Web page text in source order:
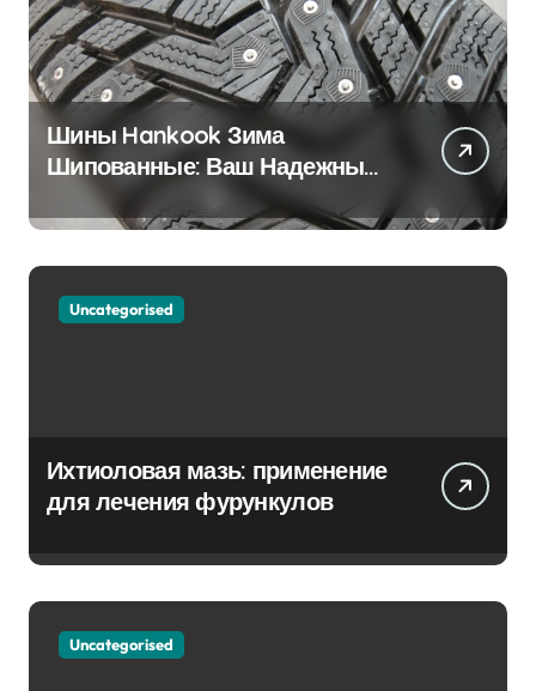
Шины Hankook Зима
Шипованные: Ваш Надежный
Партнёр на Снежных Дорогах
Uncategorised
Ихтиоловая мазь: применение
для лечения фурункулов
Uncategorised